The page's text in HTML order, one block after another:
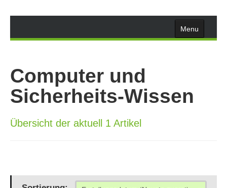
Menu
Leistungen
Suche
Computer und
Sicherheits-Wissen
Übersicht der aktuell 1 Artikel